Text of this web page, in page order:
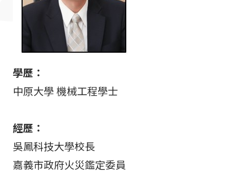
學歷：
中原大學 機械工程學士
經歷：
吳鳳科技大學校長
嘉義市政府火災鑑定委員